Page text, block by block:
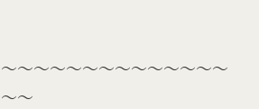
～～～～～～～～～～～～～
～